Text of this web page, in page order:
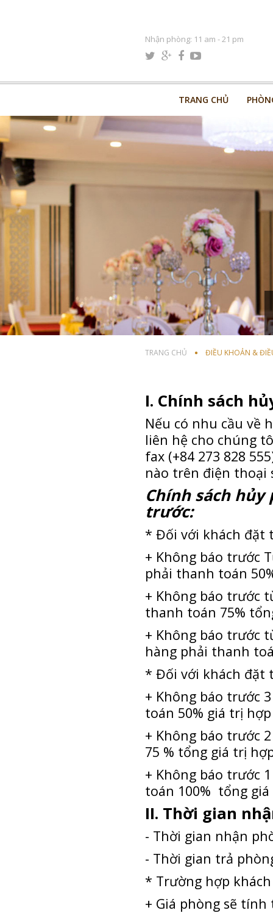
Nhận phòng: 11 am - 21 pm
TRANG CHỦ
TRANG CHỦ ĐIỀU KHOẢN &
I. Chính sách
Nếu có nhu cầu về
liên hệ cho chúng
fax (+84 273 828
nào trên điện
Chính sách
trước:
* Đối với khách đặt
+ Không báo trước
phải thanh toán
+ Không báo trước
thanh toán 75%
+ Không báo trước
hàng phải thanh
* Đối với khách đặt
+ Không báo trước
toán 50% giá trị
+ Không báo trước
75 % tổng giá trị
+ Không báo trước
toán 100% tổng
II. Thời gian
- Thời gian nhận
- Thời gian trả
* Trường hợp
+ Giá phòng sẽ